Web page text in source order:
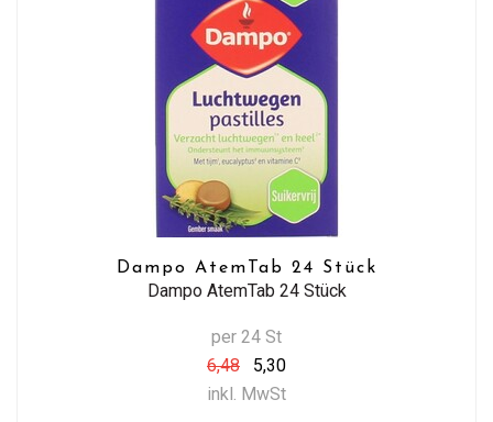
Dampo AtemTab 24 Stück
Dampo AtemTab 24 Stück
per 24 St
6,48
5,30
inkl. MwSt